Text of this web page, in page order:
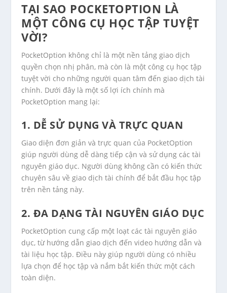
TẠI SAO POCKETOPTION LÀ
MỘT CÔNG CỤ HỌC TẬP TUYỆT
VỜI?
PocketOption không chỉ là một nền tảng giao dịch
quyền chọn nhị phân, mà còn là một công cụ học tập
tuyệt vời cho những người quan tâm đến giao dịch tài
chính. Dưới đây là một số lợi ích chính mà
PocketOption mang lại:
1. DỄ SỬ DỤNG VÀ TRỰC QUAN
Giao diện đơn giản và trực quan của PocketOption
giúp người dùng dễ dàng tiếp cận và sử dụng các tài
nguyên giáo dục. Người dùng không cần có kiến thức
chuyên sâu về giao dịch tài chính để bắt đầu học tập
trên nền tảng này.
2. ĐA DẠNG TÀI NGUYÊN GIÁO DỤC
PocketOption cung cấp một loạt các tài nguyên giáo
dục, từ hướng dẫn giao dịch đến video hướng dẫn và
tài liệu học tập. Điều này giúp người dùng có nhiều
lựa chọn để học tập và nắm bắt kiến thức một cách
toàn diện.